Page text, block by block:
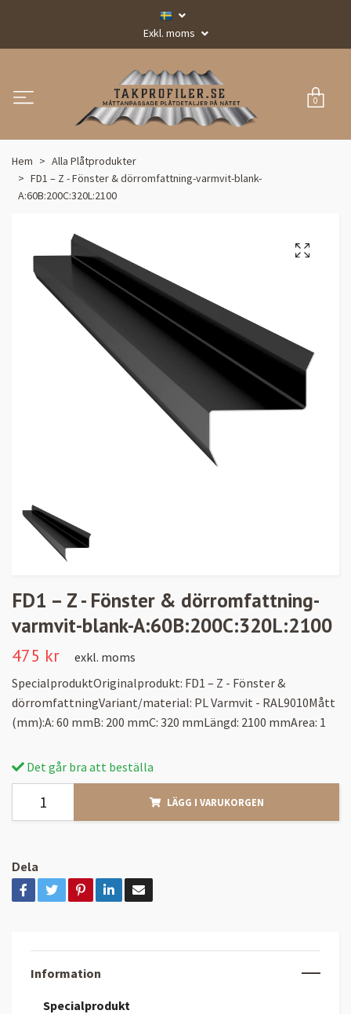
Exkl. moms
0
Hem
Alla Plåtprodukter
FD1 – Z - Fönster & dörromfattning-varmvit-blank-
A:60B:200C:320L:2100
FD1 – Z - Fönster & dörromfattning-
varmvit-blank-A:60B:200C:320L:2100
475 kr
exkl. moms
SpecialproduktOriginalprodukt: FD1 – Z - Fönster &
dörromfattningVariant/material: PL Varmvit - RAL9010Mått
(mm):A: 60 mmB: 200 mmC: 320 mmLängd: 2100 mmArea: 1
Det går bra att beställa
LÄGG I VARUKORGEN
Dela
Information
Specialprodukt